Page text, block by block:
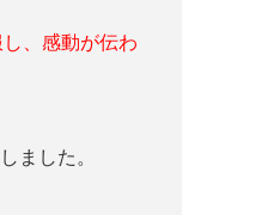
、感動が伝わ
ました。